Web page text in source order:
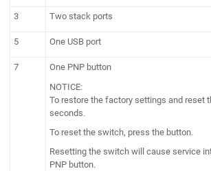
3 Two stack ports
5 One USB port
7
One PNP button
NOTICE:
To restore the factory settings and reset
seconds.
To reset the switch, press the button.
Resetting the switch will cause service
PNP button.